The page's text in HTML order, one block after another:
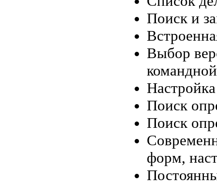
Поиск и
Выбор
Поиск
Поиск
форм,